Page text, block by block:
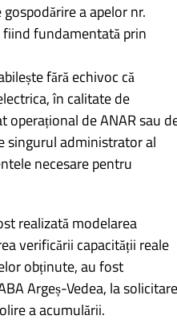
a apelor nr.
fundamentată prin
fără echivoc că
în calitate de
de ANAR sau
singurul administrator al
necesare pentru
realizată modelarea
verificării capacității reale
obținute, au fost
Argeș-Vedea, la
a acumulării.